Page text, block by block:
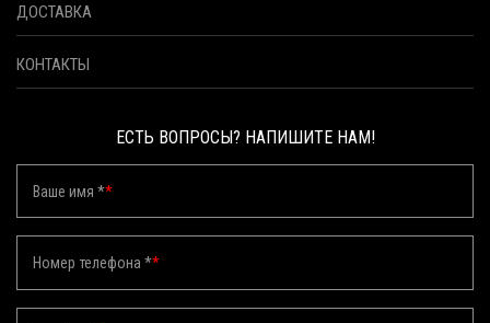
ДОСТАВКА
КОНТАКТЫ
ЕСТЬ ВОПРОСЫ? НАПИШИТЕ НАМ!
Ваше имя **
Номер телефона **